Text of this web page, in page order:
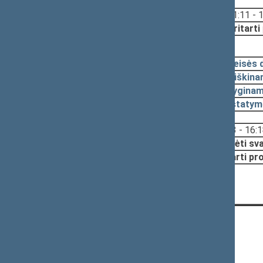
11:11 -
16:13 -
Pradėti
Pritarti